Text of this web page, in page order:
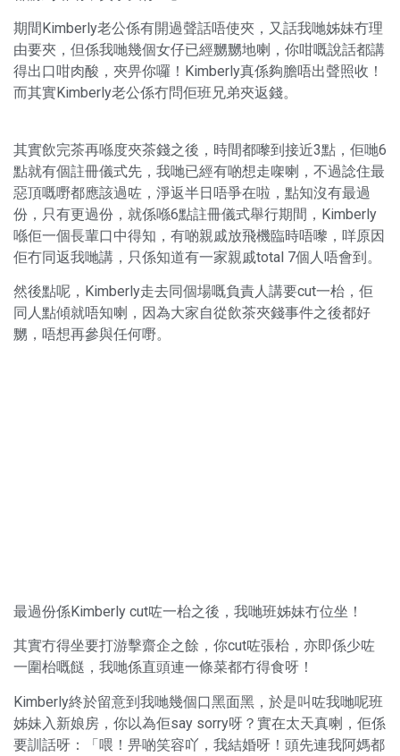
期間Kimberly老公係有開過聲話唔使夾，又話我哋姊妹冇理
由要夾，但係我哋幾個女仔已經嬲嬲地喇，你咁嘅說話都講
得出口咁肉酸，夾畀你囉！Kimberly真係夠膽唔出聲照收！
而其實Kimberly老公係冇問佢班兄弟夾返錢。
其實飲完茶再喺度夾茶錢之後，時間都嚟到接近3點，佢哋6
點就有個註冊儀式先，我哋已經有啲想走㗎喇，不過諗住最
惡頂嘅嘢都應該過咗，淨返半日唔爭在啦，點知沒有最過
份，只有更過份，就係喺6點註冊儀式舉行期間，Kimberly
喺佢一個長輩口中得知，有啲親戚放飛機臨時唔嚟，咩原因
佢冇同返我哋講，只係知道有一家親戚total 7個人唔會到。
然後點呢，Kimberly走去同個場嘅負責人講要cut一枱，佢
同人點傾就唔知喇，因為大家自從飲茶夾錢事件之後都好
嬲，唔想再參與任何嘢。
最過份係Kimberly cut咗一枱之後，我哋班姊妹冇位坐！
其實冇得坐要打游擊齋企之餘，你cut咗張枱，亦即係少咗
一圍枱嘅餸，我哋係直頭連一條菜都冇得食呀！
Kimberly終於留意到我哋幾個口黑面黑，於是叫咗我哋呢班
姊妹入新娘房，你以為佢say sorry呀？實在太天真喇，佢係
要訓話呀：「喂！畀啲笑容吖，我結婚呀！頭先連我阿媽都